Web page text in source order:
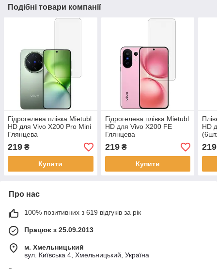
Подібні товари компанії
Гідрогелева плівка Mietubl
HD для Vivo X200 Pro Mini
Глянцева
219 ₴
Купити
Гідрогелева плівка Mietubl
HD для Vivo X200 FE
Глянцева
219₴
Купити
HD
219
Про нас
100% позитивних з 619 відгуків за рік
Працює з 25.09.2013
м. Хмельницький
вул. Київська 4, Хмельницький, Україна